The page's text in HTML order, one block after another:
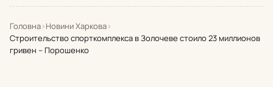
Головна›Новини Харкова›
Строительство спорткомплекса в Золочеве стоило 23 миллионов
гривен – Порошенко